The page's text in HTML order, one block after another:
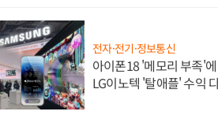
전자·전기·정보통신
아이폰18 '메모리 부족'
LG이노텍 '탈애플' 수익